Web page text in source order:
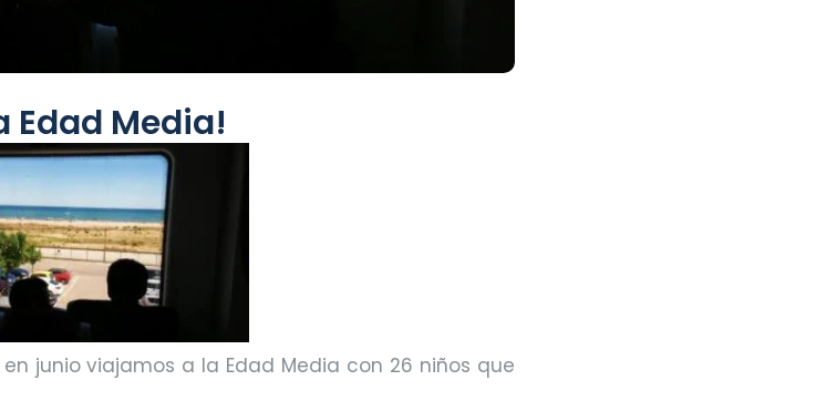
Edad Media!
junio viajamos a la Edad Media con 26 niños que